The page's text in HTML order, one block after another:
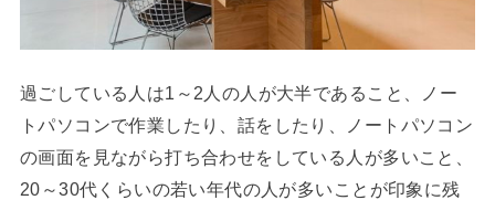
過ごしている人は1～2人の人が大半であること、ノー
トパソコンで作業したり、話をしたり、ノートパソコン
の画面を見ながら打ち合わせをしている人が多いこと、
20～30代くらいの若い年代の人が多いことが印象に残